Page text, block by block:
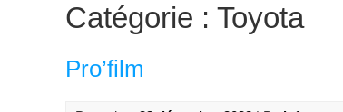
Catégorie : Toyota
Pro’film